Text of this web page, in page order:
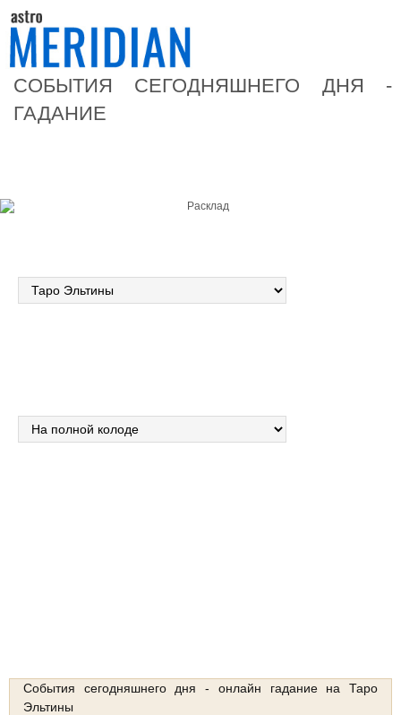
СОБЫТИЯ СЕГОДНЯШНЕГО ДНЯ -
ГАДАНИЕ
События сегодняшнего дня - онлайн гадание на Таро
Эльтины